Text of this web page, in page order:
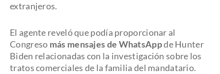
extranjeros.
El agente reveló que podía proporcionar al
Congreso más mensajes de WhatsAppde Hunter
Biden relacionadas con la investigación sobre los
tratos comerciales de la familia del mandatario.